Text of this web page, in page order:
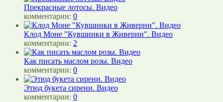
Прекрасные лотосы. Видео
комментарии: 0
Клод Моне "Кувшинки в Живерни". Видео
комментарии: 2
Как писать маслом розы. Видео
комментарии: 0
Этюд букета сирени. Видео
комментарии: 0